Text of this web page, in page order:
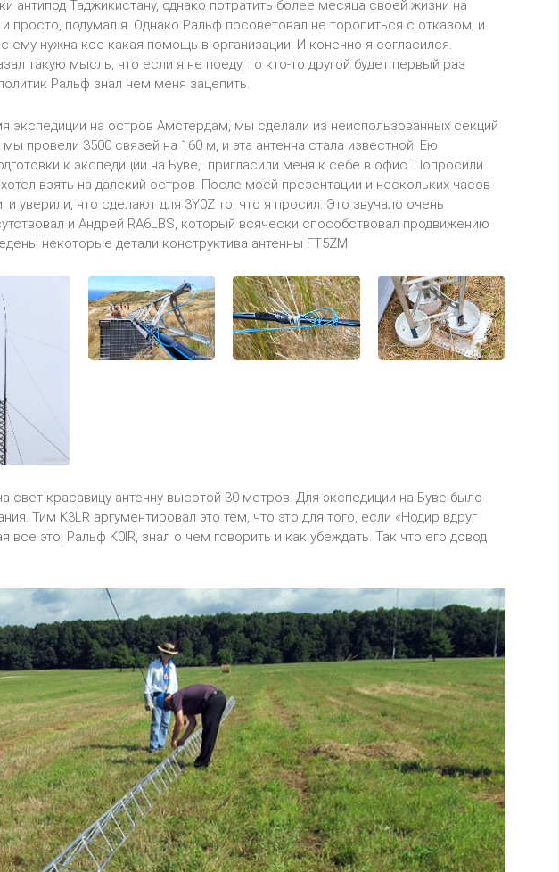
антипод Таджикистану, однако потратить более месяца своей жизни на
подумал я. Однако Ральф посоветовал не торопиться с отказом, и
ему нужна кое-какая помощь в организации. И конечно я согласился.
такую мысль, что если я не поеду, то кто-то другой будет первый раз
Ральф знал чем меня зацепить.
экспедиции на остров Амстердам, мы сделали из неиспользованных секций
провели 3500 связей на 160 м, и эта антенна стала известной. Ею
к экспедиции на Буве, пригласили меня к себе в офис. Попросили
взять на далекий остров. После моей презентации и нескольких часов
уверили, что сделают для 3Y0Z то, что я просил. Это звучало очень
и Андрей RA6LBS, который всячески способствовал продвижению
некоторые детали конструктива антенны FT5ZM.
свет красавицу антенну высотой 30 метров. Для экспедиции на Буве было
Тим K3LR аргументировал это тем, что это для того, если «Нодир вдруг
все это, Ральф K0IR, знал о чем говорить и как убеждать. Так что его довод